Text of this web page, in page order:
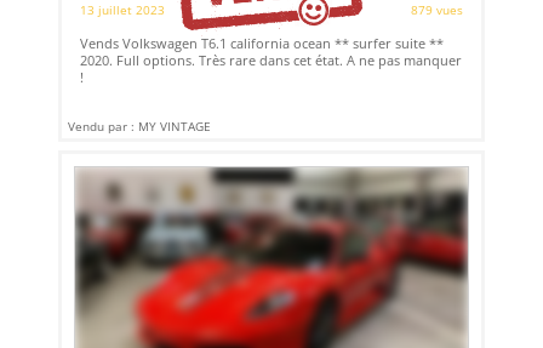
13 juillet 2023
879 vues
Vends Volkswagen T6.1 california ocean ** surfer suite **
2020. Full options. Très rare dans cet état. A ne pas manquer
!
Vendu par : MY VINTAGE